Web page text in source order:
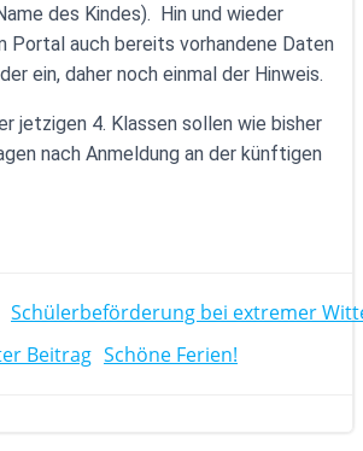
des Kindes). Hin und wieder
Portal auch bereits vorhandene Daten
ein, daher noch einmal der Hinweis.
jetzigen 4. Klassen sollen wie bisher
nach Anmeldung an der künftigen
Schülerbeförderung bei extremer
Beitrag Schöne Ferien!